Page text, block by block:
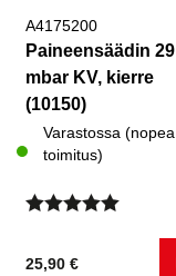
A4175200
Paineensäädin 29
mbar KV, kierre
(10150)
Varastossa (nopea
toimitus)
5.00/ 5
25,90 €